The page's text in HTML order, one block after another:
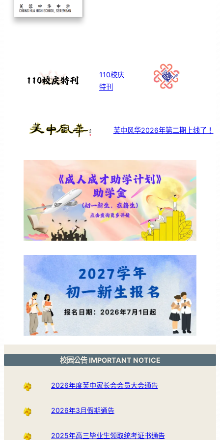
110校庆
特刊
芙中风华2026年第二期上线了！
校园公告 IMPORTANT NOTICE
2026年度芙中家长会会员大会通告
2026年3月假期通告
2025年高三毕业生领取统考证书通告